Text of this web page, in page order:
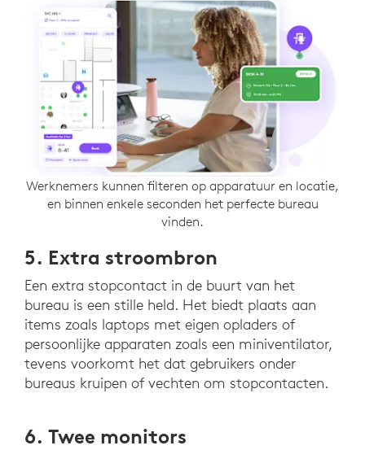
Werknemers kunnen filteren op apparatuur en locatie,
en binnen enkele seconden het perfecte bureau
vinden.
5. Extra stroombron
Een extra stopcontact in de buurt van het
bureau is een stille held. Het biedt plaats aan
items zoals laptops met eigen opladers of
persoonlijke apparaten zoals een miniventilator,
tevens voorkomt het dat gebruikers onder
bureaus kruipen of vechten om stopcontacten.
6. Twee monitors